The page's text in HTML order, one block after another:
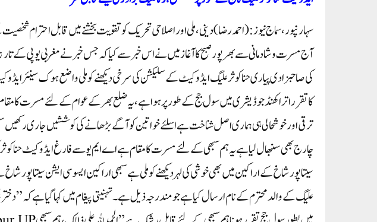
سہارنپور، سماج نیوز:(احمد رضا) دینی،ملی اور اصلاحی تحریک کو تقویت بخشنے میں قابل احترام
آج مسرت و شادمانی سے بھرپور صبح کا آغاز میں نے اس خبر سے کیا کہ جس خبر نے مغربی یوپی کے
کی صاحبزادی پیاری حنا کوثر علیگ ایڈوکیٹ کےسلیکشن کی سرخی دیکھنے کو ملی واضع ہو ک سینئر ایڈوکیٹ
کا تقرر اتراکھنڈ جوڈیشری میں سول جج کے طور پر ہوا ہے، یہ ضلع بھر کے عوام کے لئے مسرت کا
ترقی اور خوشحالی ہی ہماری اصل شناخت ہے اسلئے خواتین کو آگے بڑھانے کی کوششیں جاری رکھیں
چارج بھی سنبھال لیا ہے یہ ہم سبھی کے لئے مسرت کا مقام ہے اے ایم یو سے فارغ ایڈوکیٹ حنا کوثر
سیتاپور شاخ کے اراکین میں بھی خوشی کی لہر دیکھنے کو ملی ہے سبھی اراکین ایسوسی ایشن سیتاپور
علیگ کے والد محترم کے نام ارسال کیا ہے جو مندرجہ ذیل ہے۔ تہنیتی پیغام میں کہا گیا ہے کہ” دختر